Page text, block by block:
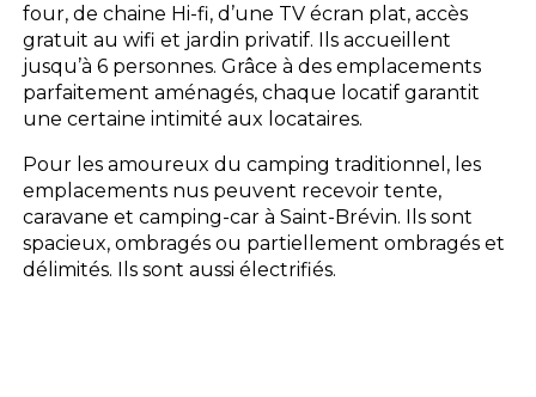
four, de chaine Hi-fi, d’une TV écran plat, accès
gratuit au wifi et jardin privatif. Ils accueillent
jusqu’à 6 personnes. Grâce à des emplacements
parfaitement aménagés, chaque locatif garantit
une certaine intimité aux locataires.
Pour les amoureux du camping traditionnel, les
emplacements nus peuvent recevoir tente,
caravane et camping-car à Saint-Brévin. Ils sont
spacieux, ombragés ou partiellement ombragés et
délimités. Ils sont aussi électrifiés.